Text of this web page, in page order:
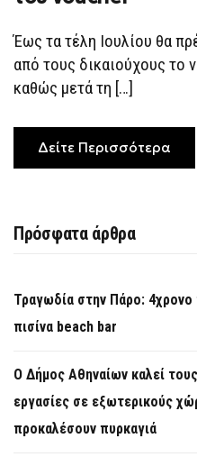
Έως τα τέλη Ιουλίου θα
από τους δικαιούχους το
καθώς μετά τη […]
Δείτε Περισσότερα
Πρόσφατα άρθρα
Τραγωδία στην Πάρο:
πισίνα beach bar
Ο Δήμος Αθηναίων καλεί
εργασίες σε εξωτερικούς
προκαλέσουν πυρκαγιά